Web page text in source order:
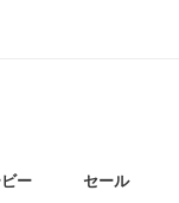
ー セール